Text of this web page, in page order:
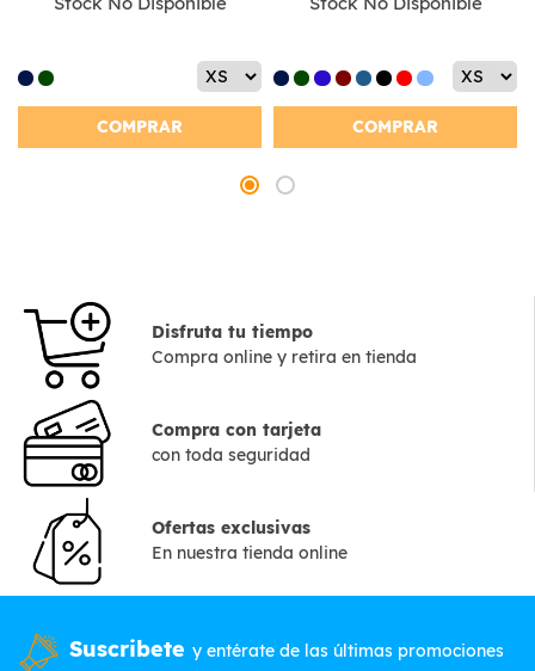
COMPRAR COMPRAR
Disfruta tu tiempo
Compra online y retira en tienda
Compra con tarjeta
con toda seguridad
Ofertas exclusivas
En nuestra tienda online
Suscribete y entérate de las últimas promociones